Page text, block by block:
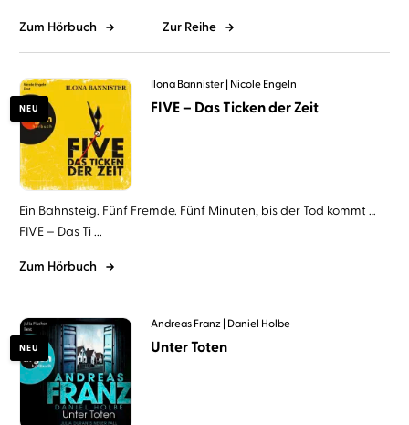
Zum Hörbuch Zur Reihe
NEU
Ilona Bannister Nicole Engeln
FIVE – Das Ticken der Zeit
Ein Bahnsteig. Fünf Fremde. Fünf Minuten, bis der Tod kommt …
FIVE – Das Ti ...
Zum Hörbuch
NEU
Andreas Franz Daniel Holbe
Unter Toten